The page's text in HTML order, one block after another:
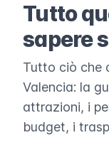
Tutto
sapere
Tutto ciò che
Valencia: la
attrazioni, i
budget, i